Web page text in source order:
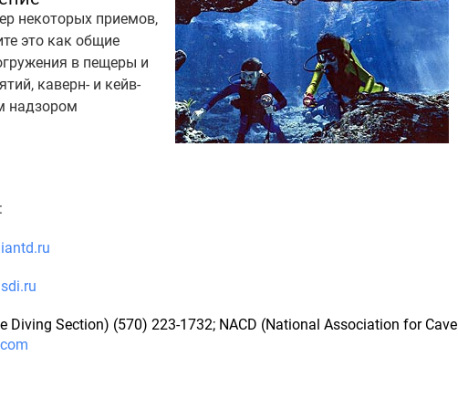
некоторых приемов,
это как общие
в пещеры и
каверн- и кейв-
надзором
Diving Section) (570) 223-1732; NACD (National Association for Cave